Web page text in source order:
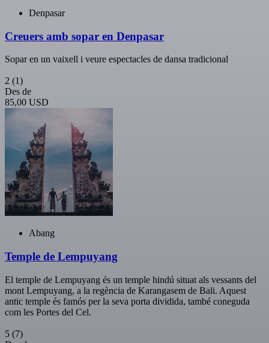
Denpasar
Creuers amb sopar en Denpasar
Sopar en un vaixell i veure espectacles de dansa tradicional
2 (1)
Des de
85,00 USD
Abang
Temple de Lempuyang
El temple de Lempuyang és un temple hindú situat als vessants del
mont Lempuyang, a la regència de Karangasem de Bali. Aquest
antic temple és famós per la seva porta dividida, també coneguda
com les Portes del Cel.
5 (7)